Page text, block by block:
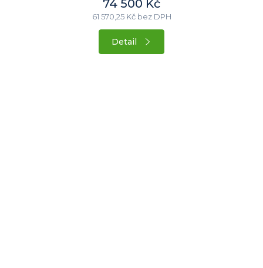
74 500 Kč
61 570,25 Kč bez DPH
Detail